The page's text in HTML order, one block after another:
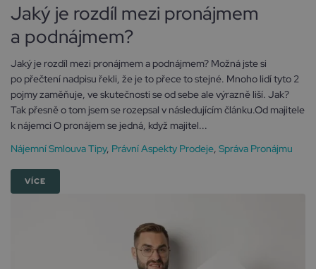
Jaký je rozdíl mezi pronájmem
a podnájmem?
Jaký je rozdíl mezi pronájmem a podnájmem? Možná jste si
po přečtení nadpisu řekli, že je to přece to stejné. Mnoho lidí tyto 2
pojmy zaměňuje, ve skutečnosti se od sebe ale výrazně liší. Jak?
Tak přesně o tom jsem se rozepsal v následujícím článku.Od majitele
k nájemci O pronájem se jedná, když majitel...
Nájemní Smlouva Tipy, Právní Aspekty Prodeje, Správa Pronájmu
VÍCE